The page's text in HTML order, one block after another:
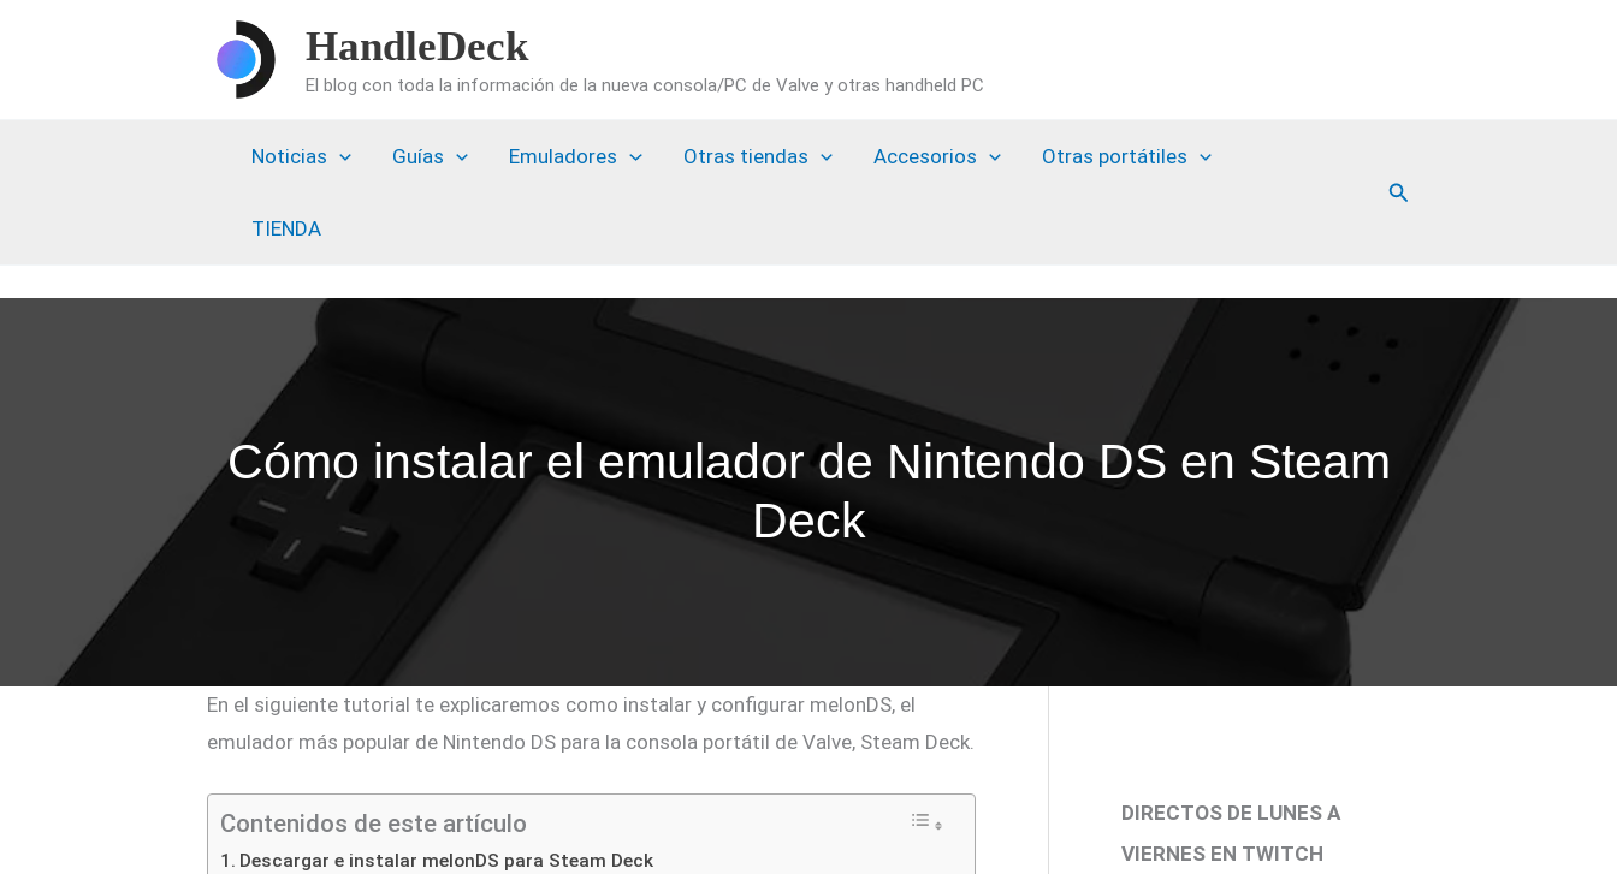
HandleDeck
El blog con toda la información de la nueva consola/PC de Valve y otras handheld PC
Noticias Guías Emuladores Otras tiendas Accesorios Otras portátiles
TIENDA
Buscar
Cómo instalar el emulador de Nintendo DS en Steam
Deck
En el siguiente tutorial te explicaremos como instalar y configurar melonDS, el
emulador más popular de Nintendo DS para la consola portátil de Valve, Steam Deck.
Contenidos de este artículo
Descargar e instalar melonDS para Steam Deck
DIRECTOS DE LUNES A
VIERNES EN TWITCH